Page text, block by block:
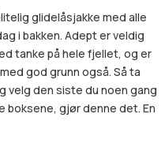
glidelåsjakke med alle
i bakken. Adept er veldig
tanke på hele fjellet, og er
god grunn også. Så ta
velg den siste du noen gang
boksene, gjør denne det. En